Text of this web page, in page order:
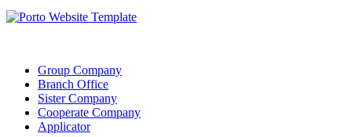
Group Company
Branch Office
Sister Company
Cooperate Company
Applicator